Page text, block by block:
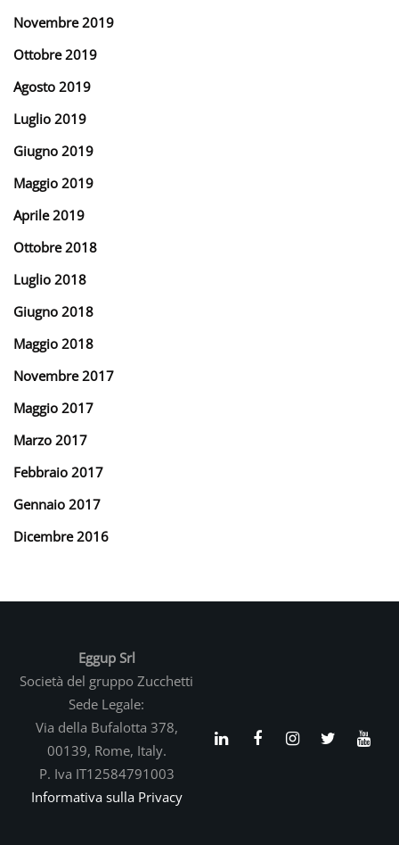
Novembre 2019
Ottobre 2019
Agosto 2019
Luglio 2019
Giugno 2019
Maggio 2019
Aprile 2019
Ottobre 2018
Luglio 2018
Giugno 2018
Maggio 2018
Novembre 2017
Maggio 2017
Marzo 2017
Febbraio 2017
Gennaio 2017
Dicembre 2016
Eggup Srl
Società del gruppo Zucchetti
Sede Legale:
Via della Bufalotta 378,
00139, Rome, Italy.
P. Iva IT12584791003
Informativa sulla Privacy